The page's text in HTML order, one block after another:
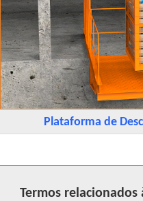
Plataforma de
Termos relacionados